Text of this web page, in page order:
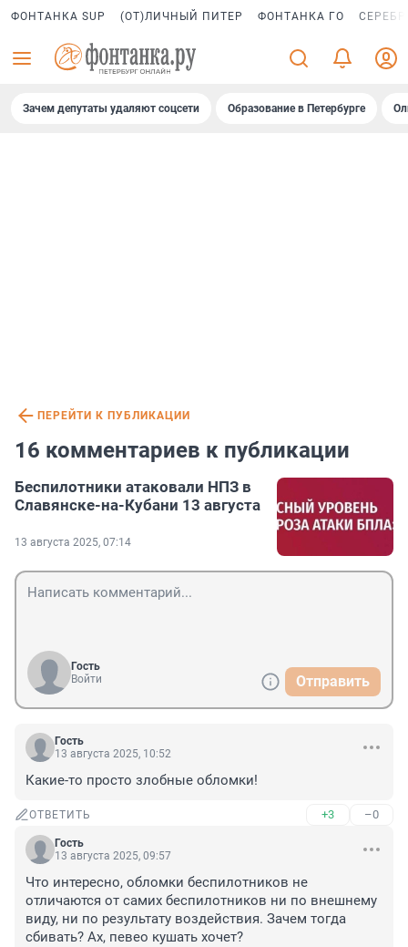
ФОНТАНКА SUP (ОТ)ЛИЧНЫЙ ПИТЕР ФОНТАНКА ГО
Зачем депутаты удаляют соцсети Образование в Петербурге
ПЕРЕЙТИ К ПУБЛИКАЦИИ
16 комментариев к публикации
Беспилотники атаковали НПЗ в
Славянске-на-Кубани 13 августа
13 августа 2025, 07:14
Гость
Войти
Отправить
Гость
13 августа 2025, 10:52
Какие-то просто злобные обломки!
ОТВЕТИТЬ +3 –0
Гость
13 августа 2025, 09:57
Что интересно, обломки беспилотников не
отличаются от самих беспилотников ни по внешнему
виду, ни по результату воздействия. Зачем тогда
сбивать? Ах, певео кушать хочет?